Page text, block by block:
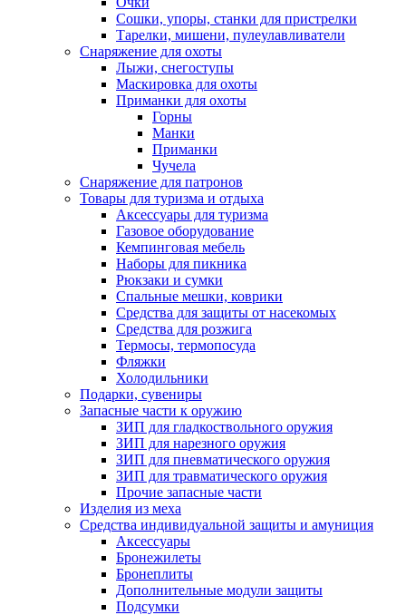
Сошки, упоры, станки для пристрелки
Тарелки, мишени, пулеулавливатели
Снаряжение для охоты
Лыжи, снегоступы
Маскировка для охоты
Приманки для охоты
Горны
Манки
Приманки
Чучела
Снаряжение для патронов
Товары для туризма и отдыха
Аксессуары для туризма
Газовое оборудование
Кемпинговая мебель
Наборы для пикника
Рюкзаки и сумки
Спальные мешки, коврики
Средства для защиты от насекомых
Средства для розжига
Термосы, термопосуда
Фляжки
Холодильники
Подарки, сувениры
Запасные части к оружию
ЗИП для гладкоствольного оружия
ЗИП для нарезного оружия
ЗИП для пневматического оружия
ЗИП для травматического оружия
Прочие запасные части
Изделия из меха
Средства индивидуальной защиты и амуниция
Аксессуары
Бронежилеты
Бронеплиты
Дополнительные модули защиты
Подсумки